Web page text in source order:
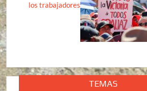
los trabajadores
TEMAS